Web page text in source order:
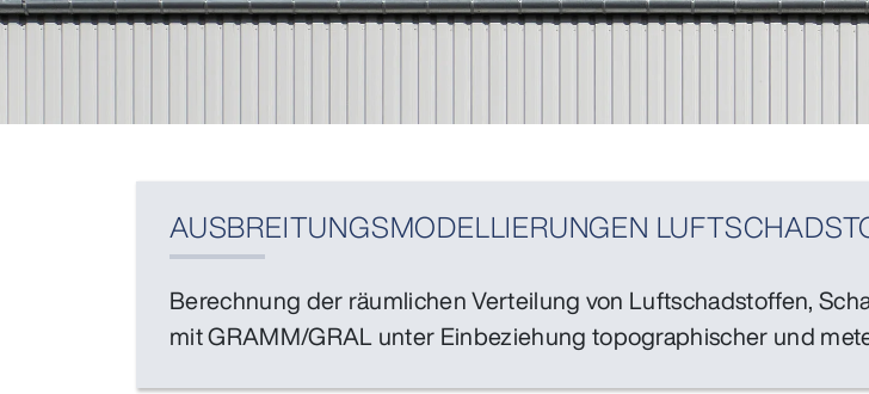
AUSBREITUNGS­MODELLIERUNGEN
Berechnung der räumlichen Verteilung von Luftschadstoffen,
mit GRAMM/GRAL unter Einbeziehung topographischer und